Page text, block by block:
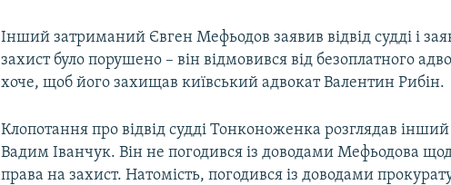
Інший затриманий Євген Мефьодов заявив відвід судді і
захист було порушено – він відмовився від безоплатного
хоче, щоб його захищав київський адвокат Валентин Рибін.
Клопотання про відвід судді Тонконоженка розглядав інший
Вадим Іванчук. Він не погодився із доводами Мефьодова
права на захист. Натомість, погодився із доводами